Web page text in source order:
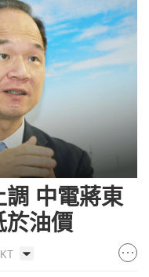
調 中電蔣東
於油價